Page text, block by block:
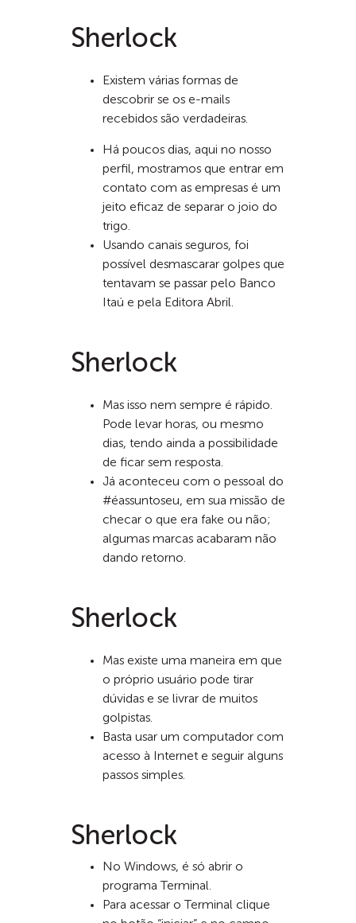
Sherlock
Existem várias formas de
descobrir se os e-mails
recebidos são verdadeiras.
Há poucos dias, aqui no nosso
perfil, mostramos que entrar em
contato com as empresas é um
jeito eficaz de separar o joio do
trigo.
Usando canais seguros, foi
possível desmascarar golpes que
tentavam se passar pelo Banco
Itaú e pela Editora Abril.
Sherlock
Mas isso nem sempre é rápido.
Pode levar horas, ou mesmo
dias, tendo ainda a possibilidade
de ficar sem resposta.
Já aconteceu com o pessoal do
#éassuntoseu, em sua missão de
checar o que era fake ou não;
algumas marcas acabaram não
dando retorno.
Sherlock
Mas existe uma maneira em que
o próprio usuário pode tirar
dúvidas e se livrar de muitos
golpistas.
Basta usar um computador com
acesso à Internet e seguir alguns
passos simples.
Sherlock
No Windows, é só abrir o
programa Terminal.
Para acessar o Terminal clique